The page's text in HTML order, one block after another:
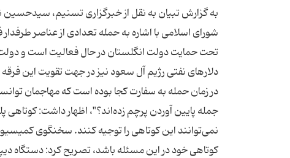
به گزارش تبیان به نقل از خبرگزاری تسنیم،
شورای اسلامی با اشاره به حمله تعدادی از عناصر
تحت حمایت دولت انگلستان در حال فعالیت است و دولت
دلارهای نفتی رژیم آل سعود نیز در جهت تقویت این
جمله پایین آوردن پرچم زده‌اند؟"، اظهار داشت:
نمی‌توانند این کوتاهی را توجیه کنند. سخنگوی
کوتاهی خود در این مسئله باشد، تصریح کرد: دستگاه